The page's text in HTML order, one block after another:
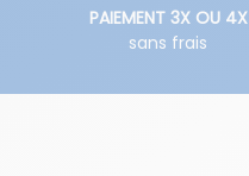
PAIEMENT 3X OU 4X
sans frais